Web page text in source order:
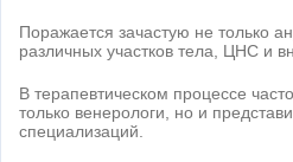
Поражается зачастую не только
различных участков тела, ЦНС и
В терапевтическом процессе
только венерологи, но и
специализаций.